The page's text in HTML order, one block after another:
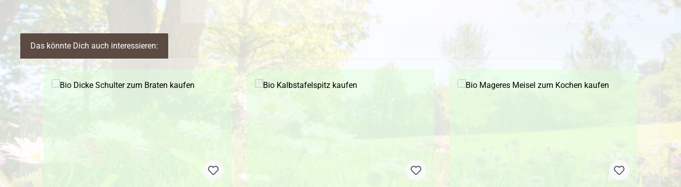
Das könnte Dich auch interessieren: